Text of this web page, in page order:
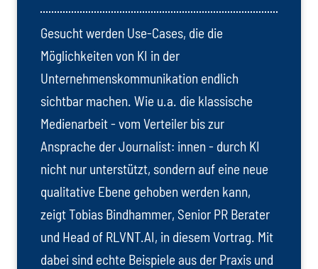
Gesucht werden Use-Cases, die die
Möglichkeiten von KI in der
Unternehmenskommunikation endlich
sichtbar machen. Wie u.a. die klassische
Medienarbeit - vom Verteiler bis zur
Ansprache der Journalist: innen - durch KI
nicht nur unterstützt, sondern auf eine neue
qualitative Ebene gehoben werden kann,
zeigt Tobias Bindhammer, Senior PR Berater
und Head of RLVNT.AI, in diesem Vortrag. Mit
dabei sind echte Beispiele aus der Praxis und